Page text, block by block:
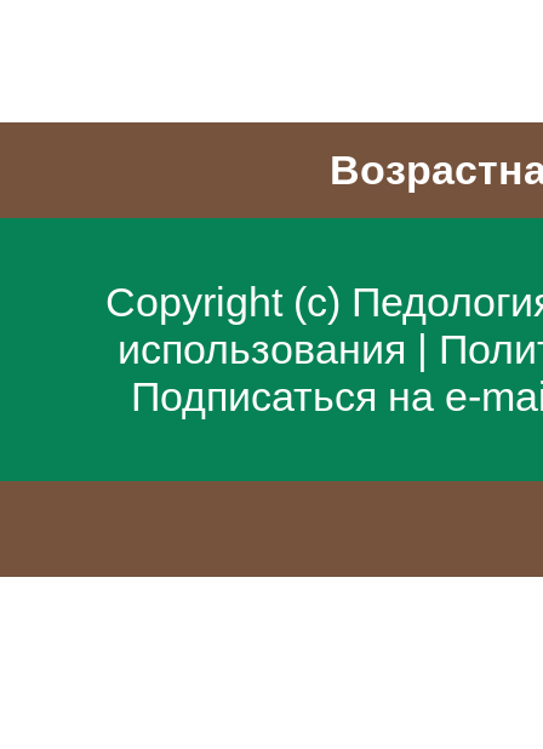
Copyright (c)
использования |
Подписаться на e-